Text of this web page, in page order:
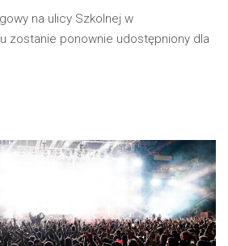
na ulicy Szkolnej w
zostanie ponownie udostępniony dla